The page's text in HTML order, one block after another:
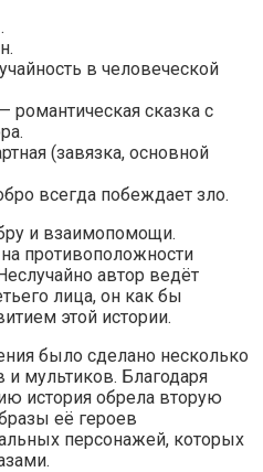
в человеческой
романтическая сказка с
(завязка, основной
всегда побеждает зло.
и взаимопомощи.
противоположности
автор ведёт
лица, он как бы
этой истории.
было сделано несколько
мультиков. Благодаря
история обрела вторую
её героев
персонажей, которых